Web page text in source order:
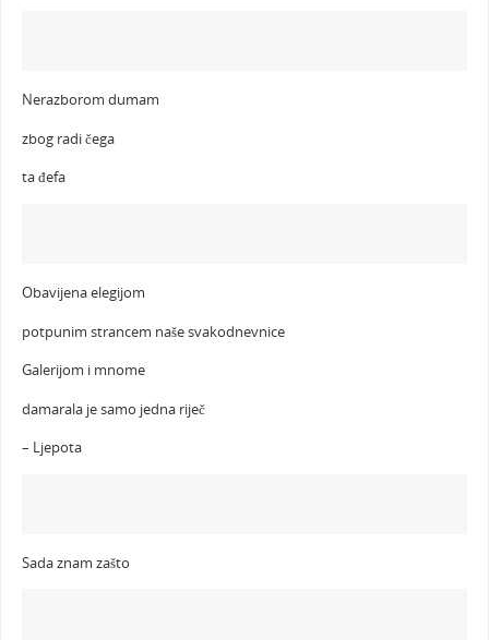
Nerazborom dumam
zbog radi čega
ta đefa
Obavijena elegijom
potpunim strancem naše svakodnevnice
Galerijom i mnome
damarala je samo jedna riječ
– Ljepota
Sada znam zašto